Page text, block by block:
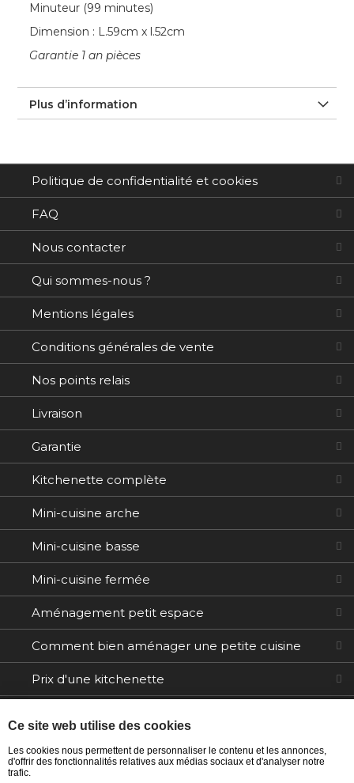
Minuteur (99 minutes)
Dimension : L.59cm x l.52cm
Garantie 1 an pièces
Plus d’information
Politique de confidentialité et cookies
FAQ
Nous contacter
Qui sommes-nous ?
Mentions légales
Conditions générales de vente
Nos points relais
Livraison
Garantie
Kitchenette complète
Mini-cuisine arche
Mini-cuisine basse
Mini-cuisine fermée
Aménagement petit espace
Comment bien aménager une petite cuisine
Prix d'une kitchenette
Tables / Chaises
Ce site web utilise des cookies
Les cookies nous permettent de personnaliser le contenu et les annonces,
d'offrir des fonctionnalités relatives aux médias sociaux et d'analyser notre
trafic.